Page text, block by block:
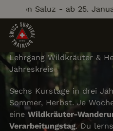
Saluz - ab 25. Januar
Lehrgang Wildkräuter &
Jahreskreis
Sechs Kurstage in drei
Sommer, Herbst. Je
eineWildkräuter-
Verarbeitungstag. Du